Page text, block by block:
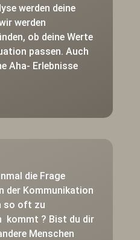
werden deine
werden
ob deine Werte
passen. Auch
Aha- Erlebnisse
die Frage
der Kommunikation
so oft zu
kommt ? Bist du dir
Menschen